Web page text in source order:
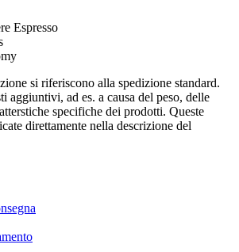
si riferiscono alla spedizione standard.
aggiuntivi, ad es. a causa del peso, delle
specifiche dei prodotti. Queste
direttamente nella descrizione del